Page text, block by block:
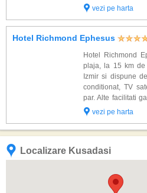
uscator de par,
vezi pe harta
Hotel Richmond Ephesus
Hotel Richmond
plaja, la 15 km de
Izmir si dispune
conditionat, TV
par. Alte facilitati
Kusadasi:
vezi pe harta
Localizare Kusadasi